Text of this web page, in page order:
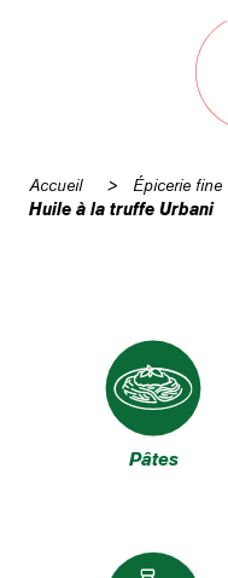
Accueil > Épicerie fine
Huile à la truffe Urbani
Pâtes